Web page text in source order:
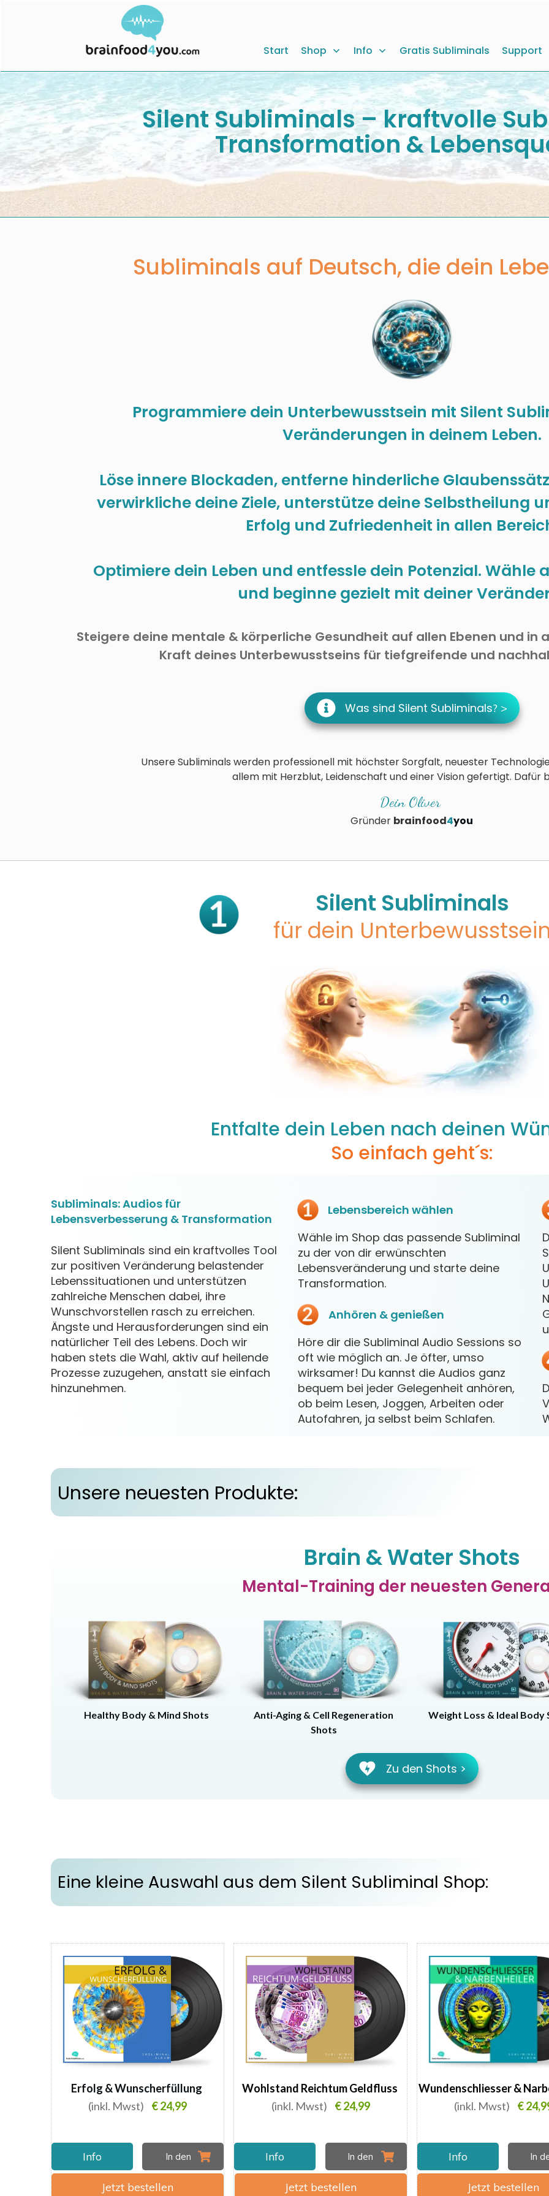
Start Shop Info Gratis Subliminals Support
Silent Subliminals – kraftvolle
Transformation &
Subliminals auf Deutsch, die dein
Programmiere dein Unterbewusstsein mit Silent
Veränderungen in deinem Leben.
Löse innere Blockaden, entferne hinderliche
verwirkliche deine Ziele, unterstütze deine Selbstheilung
Erfolg und Zufriedenheit in allen
Optimiere dein Leben und entfessle dein Potenzial. Wähle
und beginne gezielt mit deiner
Steigere deine mentale & körperliche Gesundheit auf allen Ebenen und in
Kraft deines Unterbewusstseins für tiefgreifende und
Was sind Silent Subliminals? >
Unsere Subliminals werden professionell mit höchster Sorgfalt, neuester
allem mit Herzblut, Leidenschaft und einer Vision gefertigt. Dafür
Dein Oliver
Gründer brainfood4you
Silent Subliminals
für dein
Entfalte dein Leben nach deinen
So einfach geht´s:
Subliminals: Audios für
Lebensverbesserung & Transformation
Silent Subliminals sind ein kraftvolles Tool
zur positiven Veränderung belastender
Lebenssituationen und unterstützen
zahlreiche Menschen dabei, ihre
Wunschvorstellen rasch zu erreichen.
Ängste und Herausforderungen sind ein
natürlicher Teil des Lebens. Doch wir
haben stets die Wahl, aktiv auf heilende
Prozesse zuzugehen, anstatt sie einfach
hinzunehmen.
Lebensbereich wählen
Wähle im Shop das passende Subliminal
zu der von dir erwünschten
Lebensveränderung und starte deine
Transformation.
Anhören & genießen
Höre dir die Subliminal Audio Sessions so
oft wie möglich an. Je öfter, umso
wirksamer! Du kannst die Audios ganz
bequem bei jeder Gelegenheit anhören,
ob beim Lesen, Joggen, Arbeiten oder
Autofahren, ja selbst beim Schlafen.
Unsere neuesten Produkte:
Brain & Water Shots
Mental-Training der neuesten
Healthy Body & Mind Shots
Anti-Aging & Cell Regeneration
Shots
Weight Loss & Ideal Body
Zu den Shots >
Eine kleine Auswahl aus dem Silent Subliminal Shop:
Erfolg & Wunscherfüllung
(inkl. Mwst) € 24,99
Info In den
Jetzt bestellen
Wohlstand Reichtum Geldfluss
(inkl. Mwst) € 24,99
Info In den
Jetzt bestellen
Wundenschliesser &
(inkl. Mwst) €
Info In
Jetzt bestellen